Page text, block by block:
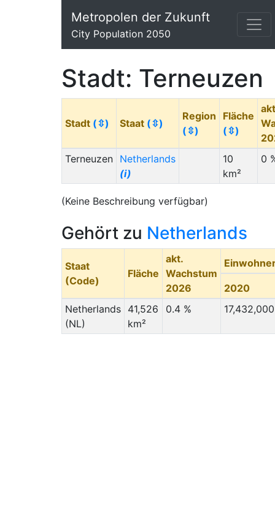
Metropolen der Zukunft
City Population 2050
Stadt: Terneuzen
Stadt (⇳) Staat (⇳)
Region
(⇳)
Fläche
(⇳)
Terneuzen
Netherlands
(i)
10
km²
0
(Keine Beschreibung verfügbar)
Gehört zu Netherlands
Staat
(Code)
Fläche
akt.
Wachstum
2026
2020
Netherlands
(NL)
41,526
km²
0.4 % 17,432,000